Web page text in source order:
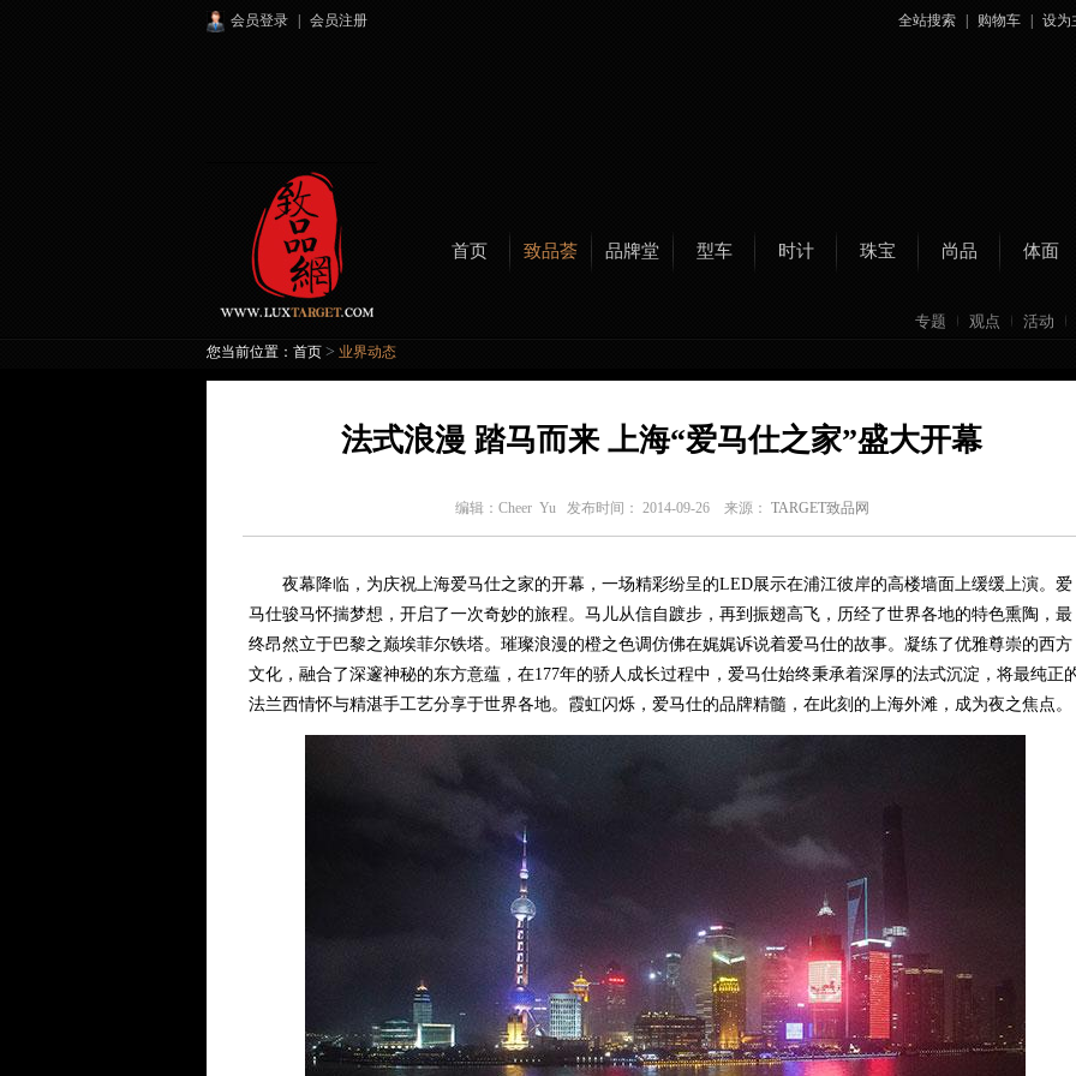
会员登录 会员注册 全站搜索 购物车 设为
首页 致品荟 品牌堂 型车 时计 珠宝 尚品 体面
专题 观点 活动
您当前位置： 首页 > 业界动态
法式浪漫 踏马而来 上海“爱马仕之家”盛大开幕
编辑： Cheer Yu 发布时间： 2014-09-26 来源： TARGET致品网
夜幕降临，为庆祝上海爱马仕之家的开幕，一场精彩纷呈的LED展示在浦江彼岸的高楼墙面上缓缓上演。爱
马仕骏马怀揣梦想，开启了一次奇妙的旅程。马儿从信自踱步，再到振翅高飞，历经了世界各地的特色熏陶，最
终昂然立于巴黎之巅埃菲尔铁塔。璀璨浪漫的橙之色调仿佛在娓娓诉说着爱马仕的故事。凝练了优雅尊崇的西方
文化，融合了深邃神秘的东方意蕴，在177年的骄人成长过程中，爱马仕始终秉承着深厚的法式沉淀，将最纯正
法兰西情怀与精湛手工艺分享于世界各地。霞虹闪烁，爱马仕的品牌精髓，在此刻的上海外滩，成为夜之焦点。